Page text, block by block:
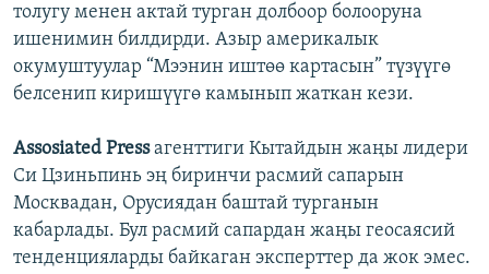
толугу менен актай турган долбоор болооруна
ишенимин билдирди. Азыр америкалык
окумуштуулар “Мээнин иштөө картасын” түзүүгө
белсенип киришүүгө камынып жаткан кези.
Assosiated Pressагенттиги Кытайдын жаңы лидери
Си Цзиньпинь эң биринчи расмий сапарын
Москвадан, Орусиядан баштай турганын
кабарлады. Бул расмий сапардан жаңы геосаясий
тенденцияларды байкаган эксперттер да жок эмес.